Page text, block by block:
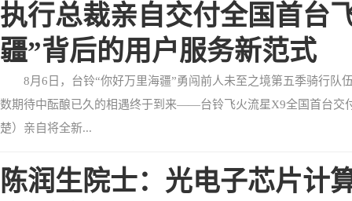
执行总裁亲自交付全国首台
疆”背后的用户服务新范式
8月6日，台铃“你好万里海疆”勇闯前人未至之境第五季骑行
数期待中酝酿已久的相遇终于到来——台铃飞火流星X9全国首台交
楚）亲自将全新...
陈润生院士：光电子芯片计